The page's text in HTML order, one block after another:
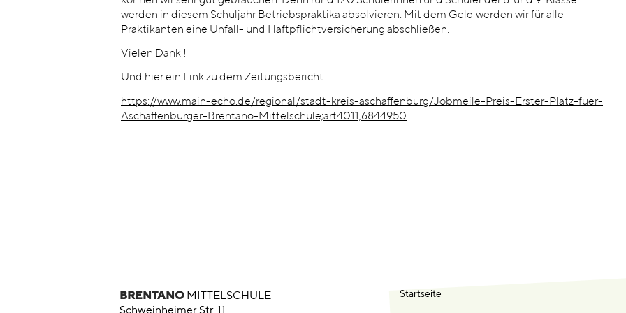
werden in diesem Schuljahr Betriebspraktika absolvieren. Mit dem Geld werden wir für alle
Praktikanten eine Unfall- und Haftpflichtversicherung abschließen.
Vielen Dank !
Und hier ein Link zu dem Zeitungsbericht:
https://www.main-echo.de/regional/stadt-kreis-aschaffenburg/Jobmeile-Preis-Erster-Platz-fuer-
Aschaffenburger-Brentano-Mittelschule;art4011,6844950
BRENTANO MITTELSCHULE
Startseite